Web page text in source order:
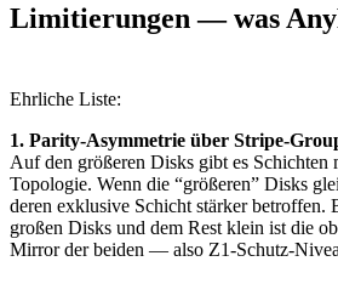
Limitierungen — was
Ehrliche Liste:
1. Parity-Asymmetrie über Stripe-
Auf den größeren Disks gibt es Schichten
Topologie. Wenn die “größeren” Disks
deren exklusive Schicht stärker betroffen.
großen Disks und dem Rest klein ist die
Mirror der beiden — also Z1-Schutz-